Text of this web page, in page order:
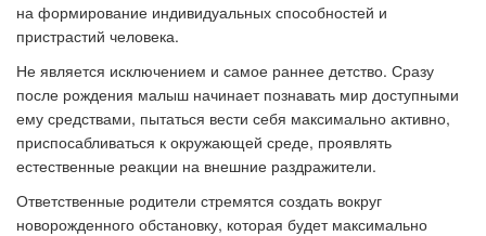
на формирование индивидуальных способностей и
пристрастий человека.
Не является исключением и самое раннее детство. Сразу
после рождения малыш начинает познавать мир доступными
ему средствами, пытаться вести себя максимально активно,
приспосабливаться к окружающей среде, проявлять
естественные реакции на внешние раздражители.
Ответственные родители стремятся создать вокруг
новорожденного обстановку, которая будет максимально